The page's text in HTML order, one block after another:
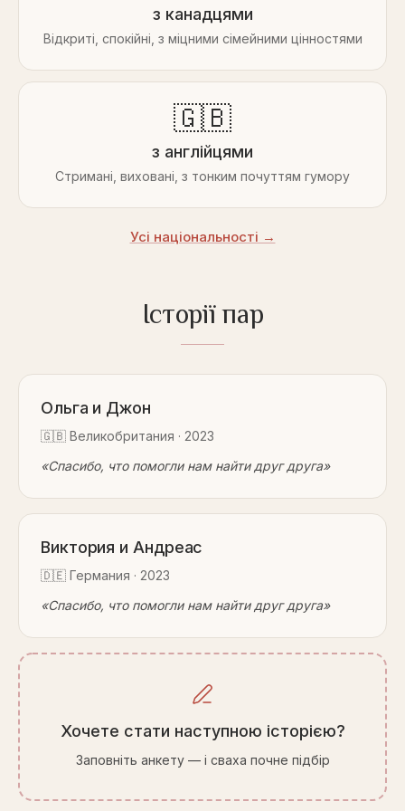
з канадцями
Відкриті, спокійні, з міцними сімейними цінностями
🇬🇧
з англійцями
Стримані, виховані, з тонким почуттям гумору
Усі національності →
Історії пар
Ольга и Джон
🇬🇧 Великобритания · 2023
«Спасибо, что помогли нам найти друг друга»
Виктория и Андреас
🇩🇪 Германия · 2023
«Спасибо, что помогли нам найти друг друга»
Хочете стати наступною історією?
Заповніть анкету — і сваха почне підбір